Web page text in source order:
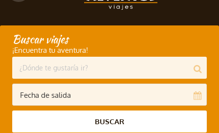
Buscar viajes
¡Encuentra tu aventura!
BUSCAR